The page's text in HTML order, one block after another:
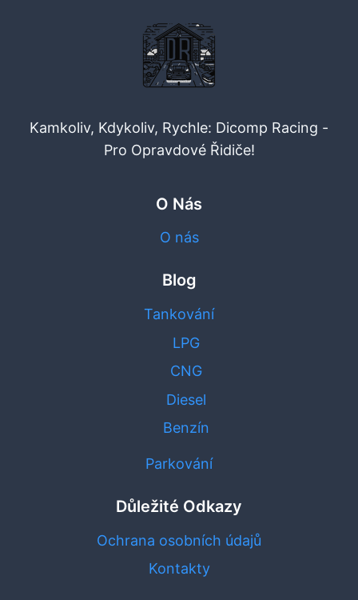
Kamkoliv, Kdykoliv, Rychle: Dicomp Racing -
Pro Opravdové Řidiče!
O Nás
O nás
Blog
Tankování
LPG
CNG
Diesel
Benzín
Parkování
Důležité Odkazy
Ochrana osobních údajů
Kontakty